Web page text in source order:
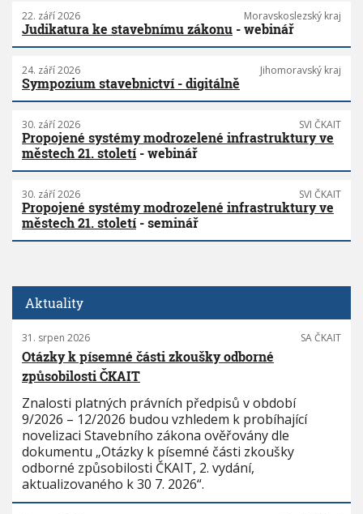
22. září 2026 Moravskoslezský kraj
Judikatura ke stavebnímu zákonu - webinář
24. září 2026 Jihomoravský kraj
Sympozium stavebnictví - digitálně
30. září 2026 SVI ČKAIT
Propojené systémy modrozelené infrastruktury ve
městech 21. století- webinář
30. září 2026 SVI ČKAIT
Propojené systémy modrozelené infrastruktury ve
městech 21. století- seminář
Aktuality
31. srpen 2026 SA ČKAIT
Otázky k písemné části zkoušky odborné
způsobilosti ČKAIT
Znalosti platných právních předpisů v období
9/2026 – 12/2026 budou vzhledem k probíhající
novelizaci Stavebního zákona ověřovány dle
dokumentu „Otázky k písemné části zkoušky
odborné způsobilosti ČKAIT, 2. vydání,
aktualizovaného k 30 7. 2026“.